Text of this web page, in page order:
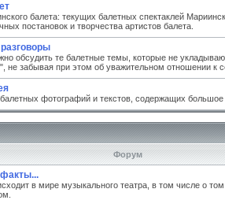
балета: текущих балетных спектаклей
постановок и творчества артистов балета.
обсудить те балетные темы, которые не
не забывая при этом об уважительном отношении к
фотографий и текстов, содержащих
Форум
в мире музыкального театра, в том числе о